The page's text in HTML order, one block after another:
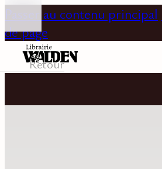
Passer au contenu principal
de page
Retour